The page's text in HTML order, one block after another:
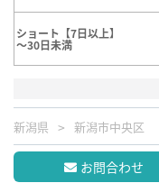
ショート【7日以上】
～30日未満
新潟県 新潟市中央区
お問合わせ